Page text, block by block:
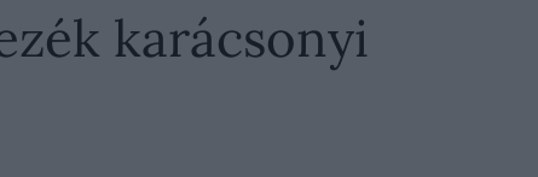
karácsonyi